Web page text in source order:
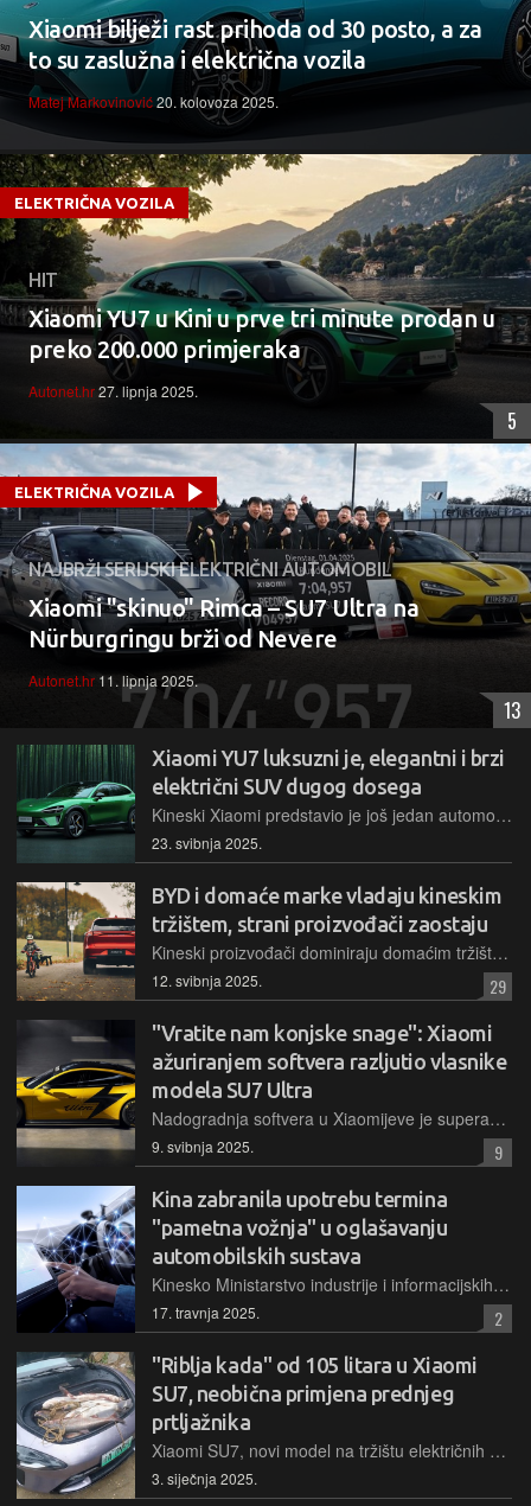
Xiaomi bilježi rast prihoda od 30 posto, a za
to su zaslužna i električna vozila
Matej Markovinović20. kolovoza 2025.
ELEKTRIČNA VOZILA
HIT
Xiaomi YU7 u Kini u prve tri minute prodan u
preko 200.000 primjeraka
Autonet.hr27. lipnja 2025.
5
ELEKTRIČNA VOZILA
NAJBRŽI SERIJSKI ELEKTRIČNI AUTOMOBIL
Xiaomi "skinuo" Rimca – SU7 Ultra na
Nürburgringu brži od Nevere
Autonet.hr 11. lipnja 2025.
13
Xiaomi YU7 luksuzni je, elegantni i brzi
električni SUV dugog dosega
Kineski Xiaomi predstavio je još jedan automobil. Ovog puta riječ je o SUV-u kojim se žele nametnuti kao konkurent Teslinom Modelu Y, a na predstavljanju su istaknuli prije svega njegove napredne tehnologije
23. svibnja 2025.
BYD i domaće marke vladaju kineskim
tržištem, strani proizvođači zaostaju
Kineski proizvođači dominiraju domaćim tržištem s 65,5% udjela. BYD i Geely vode, dok strani brendovi bilježe pad. Tesla na osmom mjestu, a Xiaomi se probija među top 10. Električna vozila čine 51,5% prodaje u Kini.
12. svibnja 2025. 29
"Vratite nam konjske snage": Xiaomi
ažuriranjem softvera razljutio vlasnike
modela SU7 Ultra
Nadogradnja softvera u Xiaomijeve je superautomobile SU7 Ultra preko noći donijela ograničenje snage – s maksimalnih 1.548 KS ona je pala na "samo" 888 KS uz novi uvjet za otključavanje pune snage
9. svibnja 2025. 9
Kina zabranila upotrebu termina
"pametna vožnja" u oglašavanju
automobilskih sustava
Kinesko Ministarstvo industrije i informacijskih tehnologija zabranilo je proizvođačima automobila korištenje izraza poput "pametna vožnja" i "autonomna vožnja" pri oglašavanju sustava za asistenciju u vožnji...
17. travnja 2025. 2
"Riblja kada" od 105 litara u Xiaomi
SU7, neobična primjena prednjeg
prtljažnika
Xiaomi SU7, novi model na tržištu električnih vozila, iako nije namjerno, privukao je pozornost prednjim prtljažnikom koji može koristiti ribolovcima....
3. siječnja 2025.